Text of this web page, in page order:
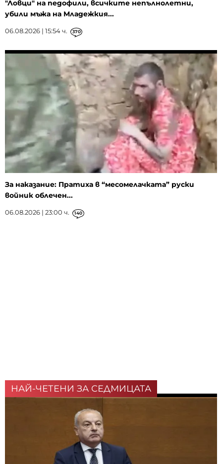
"Ловци" на педофили, всичките непълнолетни,
убили мъжа на Младежкия...
06.08.2026 | 15:54 ч. 370
За наказание: Пратиха в “месомелачката” руски
войник облечен...
06.08.2026 | 23:00 ч. 140
НАЙ-ЧЕТЕНИ ЗА СЕДМИЦАТА